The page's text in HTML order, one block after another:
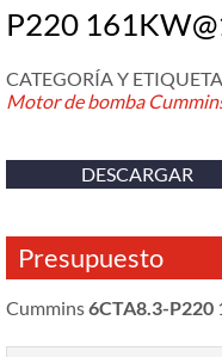
P220
CATEGORÍA Y
Motor de bomba
DESCARGAR
Presupuesto
Cummins6CTA8.3-P220